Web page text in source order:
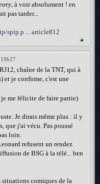
, à voir absolument ! en
pas tarder...
spip.p ... article812
chaîne de la TNT, qui à
et je confirme, c'est une
me félicite de faire partie)
Je dirais même plus : il y
que j'ai vécu. Pas poussé
loin.
refusent un rendez
de BSG à la télé... ben
comiques de la